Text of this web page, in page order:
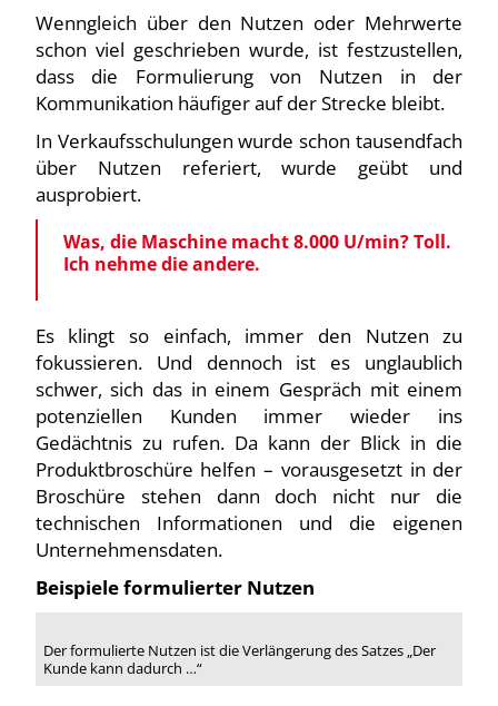
Wenngleich über den Nutzen oder Mehrwerte
schon viel geschrieben wurde, ist festzustellen,
dass die Formulierung von Nutzen in der
Kommunikation häufiger auf der Strecke bleibt.
In Verkaufsschulungen wurde schon tausendfach
über Nutzen referiert, wurde geübt und
ausprobiert.
Was, die Maschine macht 8.000 U/min? Toll.
Ich nehme die andere.
Es klingt so einfach, immer den Nutzen zu
fokussieren. Und dennoch ist es unglaublich
schwer, sich das in einem Gespräch mit einem
potenziellen Kunden immer wieder ins
Gedächtnis zu rufen. Da kann der Blick in die
Produktbroschüre helfen – vorausgesetzt in der
Broschüre stehen dann doch nicht nur die
technischen Informationen und die eigenen
Unternehmensdaten.
Beispiele formulierter Nutzen
Der formulierte Nutzen ist die Verlängerung des Satzes „Der
Kunde kann dadurch …“